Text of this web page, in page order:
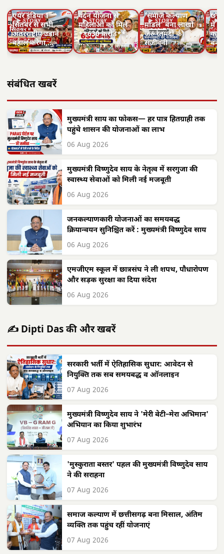
▶ STORY
एयर इंडिया 1
सितंबर से सभी
अंतरराष्ट्रीय उड़ानें
बहाल करेगा,…
▶ STORY
छत्तीसगढ़: महतारी
वंदन योजना से
महिलाओं को मिले
**630 करोड़**,
…
▶ STORY
छत्तीसगढ़ का
'समाज कल्याण
मॉडल' बना लाखों
जरूरतमंदों की
संजीवनी
▶
में
का
संबंधित खबरें
मुख्यमंत्री साय का फोकस— हर पात्र हितग्राही तक
पहुंचे शासन की योजनाओं का लाभ
06 Aug 2026
मुख्यमंत्री विष्णुदेव साय के नेतृत्व में सरगुजा की
स्वास्थ्य सेवाओं को मिली नई मजबूती
06 Aug 2026
जनकल्याणकारी योजनाओं का समयबद्ध
क्रियान्वयन सुनिश्चित करें : मुख्यमंत्री विष्णुदेव साय
06 Aug 2026
एमजीएम स्कूल में छात्रसंघ ने ली शपथ, पौधारोपण
और सड़क सुरक्षा का दिया संदेश
06 Aug 2026
✍️ Dipti Das की और खबरें
सरकारी भर्ती में ऐतिहासिक सुधार: आवेदन से
नियुक्ति तक सब समयबद्ध व ऑनलाइन
07 Aug 2026
मुख्यमंत्री विष्णुदेव साय ने 'मेरी बेटी–मेरा अभिमान'
अभियान का किया शुभारंभ
07 Aug 2026
'मुस्कुराता बस्तर' पहल की मुख्यमंत्री विष्णुदेव साय
ने की सराहना
07 Aug 2026
समाज कल्याण में छत्तीसगढ़ बना मिसाल, अंतिम
व्यक्ति तक पहुंच रहीं योजनाएं
07 Aug 2026